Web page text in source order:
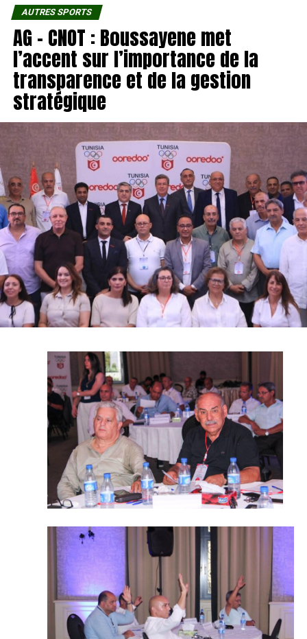
AUTRES SPORTS
AG – CNOT : Boussayene met
l’accent sur l’importance de la
transparence et de la gestion
stratégique